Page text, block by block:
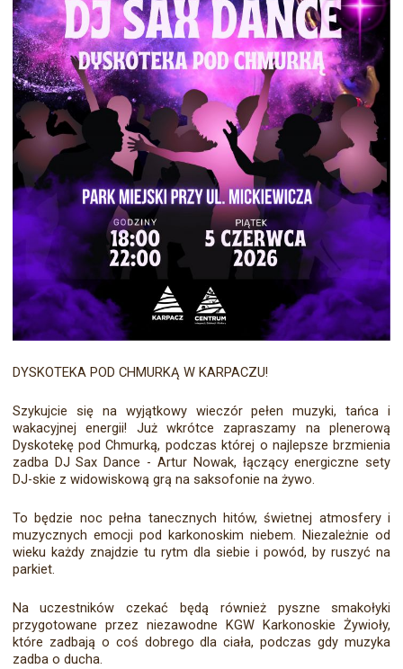
DYSKOTEKA POD CHMURKĄ W KARPACZU!
Szykujcie się na wyjątkowy wieczór pełen muzyki, tańca i
wakacyjnej energii! Już wkrótce zapraszamy na plenerową
Dyskotekę pod Chmurką, podczas której o najlepsze brzmienia
zadba DJ Sax Dance - Artur Nowak, łączący energiczne sety
DJ-skie z widowiskową grą na saksofonie na żywo.
To będzie noc pełna tanecznych hitów, świetnej atmosfery i
muzycznych emocji pod karkonoskim niebem. Niezależnie od
wieku każdy znajdzie tu rytm dla siebie i powód, by ruszyć na
parkiet.
Na uczestników czekać będą również pyszne smakołyki
przygotowane przez niezawodne KGW Karkonoskie Żywioły,
które zadbają o coś dobrego dla ciała, podczas gdy muzyka
zadba o ducha.